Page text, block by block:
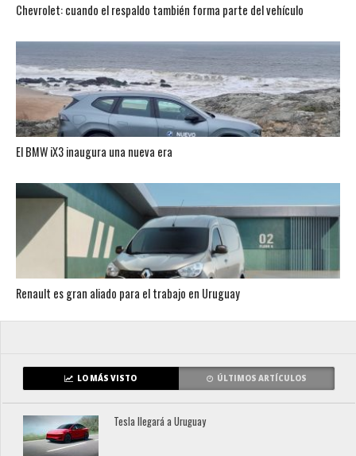
Chevrolet: cuando el respaldo también forma parte del vehículo
El BMW iX3 inaugura una nueva era
Renault es gran aliado para el trabajo en Uruguay
LO MÁS VISTO ÚLTIMOS ARTÍCULOS
Tesla llegará a Uruguay